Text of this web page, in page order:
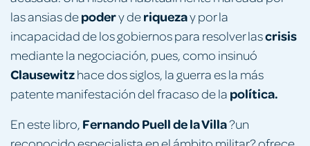
las ansias depodery deriquezay por la
incapacidad de los gobiernos para resolver lascrisis
mediante la negociación, pues, como insinuó
Clausewitzhace dos siglos, la guerra es la más
patente manifestación del fracaso de la política.
En este libro, Fernando Puellde la Villa?un
reconocido especialista en el ámbito militar? ofrece